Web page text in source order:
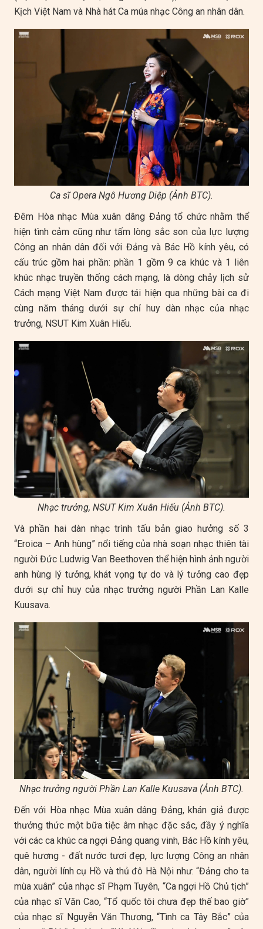
Kịch Việt Nam và Nhà hát Ca múa nhạc Công an nhân dân.
Ca sĩ Opera Ngô Hương Diệp (Ảnh BTC).
Đêm Hòa nhạc Mùa xuân dâng Đảng tổ chức nhằm thể
hiện tình cảm cũng như tấm lòng sắc son của lực lượng
Công an nhân dân đối với Đảng và Bác Hồ kính yêu, có
cấu trúc gồm hai phần: phần 1 gồm 9 ca khúc và 1 liên
khúc nhạc truyền thống cách mạng, là dòng chảy lịch sử
Cách mạng Việt Nam được tái hiện qua những bài ca đi
cùng năm tháng dưới sự chỉ huy dàn nhạc của nhạc
trưởng, NSUT Kim Xuân Hiếu.
Nhạc trưởng, NSUT Kim Xuân Hiếu (Ảnh BTC).
Và phần hai dàn nhạc trình tấu bản giao hưởng số 3
“Eroica – Anh hùng” nổi tiếng của nhà soạn nhạc thiên tài
người Đức Ludwig Van Beethoven thể hiện hình ảnh người
anh hùng lý tưởng, khát vọng tự do và lý tưởng cao đẹp
dưới sự chỉ huy của nhạc trưởng người Phần Lan Kalle
Kuusava.
Nhạc trưởng người Phần Lan Kalle Kuusava (Ảnh BTC).
Đến với Hòa nhạc Mùa xuân dâng Đảng, khán giả được
thưởng thức một bữa tiệc âm nhạc đặc sắc, đầy ý nghĩa
với các ca khúc ca ngợi Đảng quang vinh, Bác Hồ kính yêu,
quê hương - đất nước tươi đẹp, lực lượng Công an nhân
dân, người lính cụ Hồ và thủ đô Hà Nội như: “Đảng cho ta
mùa xuân” của nhạc sĩ Phạm Tuyên, “Ca ngợi Hồ Chủ tịch”
của nhạc sĩ Văn Cao, “Tổ quốc tôi chưa đẹp thế bao giờ”
của nhạc sĩ Nguyễn Văn Thương, “Tình ca Tây Bắc” của